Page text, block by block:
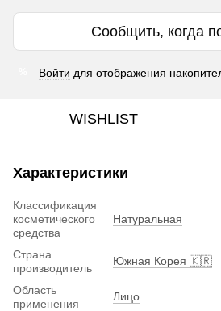
Сообщить, когда
Войти для отображения
WISHLIST
Характеристики
Классификация
косметического
средства
Натуральная
Страна
производитель
Южная Корея 🇰🇷
Область
применения
Лицо